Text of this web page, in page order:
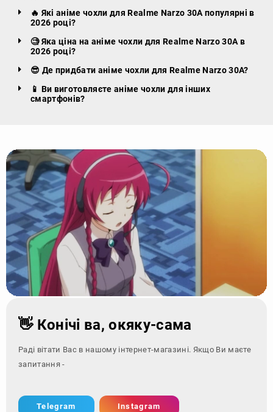
🔥 Які аніме чохли для Realme Narzo 30A популярні в
2026 році?
🧐 Яка ціна на аніме чохли для Realme Narzo 30A в
2026 році?
😎 Де придбати аніме чохли для Realme Narzo 30A?
📱 Ви виготовляєте аніме чохли для інших
смартфонів?
👋 Конічі ва, окяку-сама
Раді вітати Вас в нашому інтернет-магазині. Якщо Ви маєте
запитання - зверніться за
Telegram Instagram